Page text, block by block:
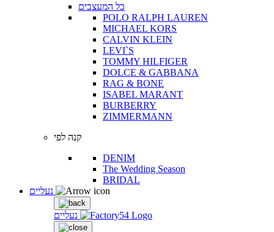
כל המעצבים
POLO RALPH LAUREN
MICHAEL KORS
CALVIN KLEIN
LEVI`S
TOMMY HILFIGER
DOLCE & GABBANA
RAG & BONE
ISABEL MARANT
BURBERRY
ZIMMERMANN
קנה לפי
DENIM
The Wedding Season
BRIDAL
נעליים